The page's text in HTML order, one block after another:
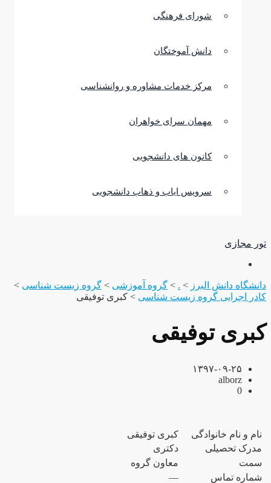
شورای فرهنگی
دانش آموختگان
مرکز خدمات مشاوره و روانشناسی
مهمان سرای خواهران
کانون های دانشجویی
سرویس ایاب و ذهاب دانشجویی
تور مجازی
دانشگاه دانش البرز >
.
> گروه آموزشی > گروه زیست شناسی >
کادر اجرایی گروه زیست شناسی > کبری توفیقی
کبری توفیقی
۱۳۹۷-۰۹-۲۵
alborz
0
نام و نام خانوادگی
کبری توفیقی
مدرک تحصیلی
دکتری
سمت
معاون گروه
شماره تماس
—